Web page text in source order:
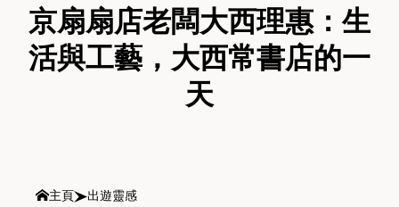
京扇扇店老闆大西理惠：生
活與工藝，大西常書店的一
天
主頁
出遊靈感